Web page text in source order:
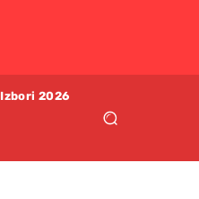
Izbori 2026